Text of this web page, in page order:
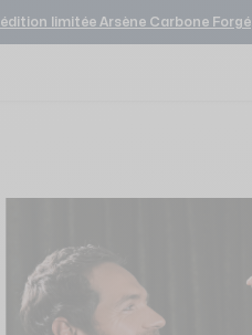
édition limitée Arsène Carbone Forgé